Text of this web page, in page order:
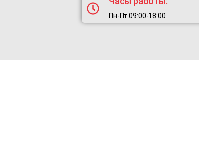
Пн-Пт 09:00-18:00